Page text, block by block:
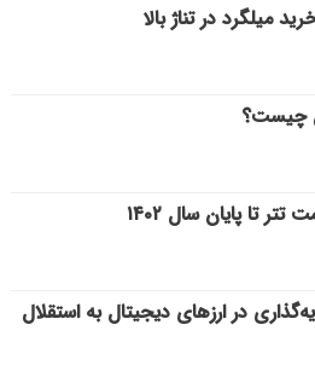
میلگرد در تناژ بالا
چیست؟
تا پایان سال ۱۴۰۲
در ارزهای دیجیتال به استقلال